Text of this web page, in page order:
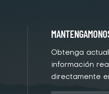
Obtenga
información
directamente